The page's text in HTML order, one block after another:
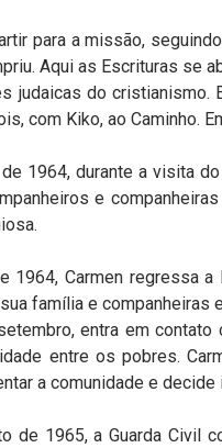
para a missão,
Aqui as Escrituras se
judaicas do cristianismo.
com Kiko, ao Caminho.
1964, durante a visita
e
1964, Carmen regressa
família e companheiras
entra em
entre os pobres.
a comunidade e decide
de 1965, a Guarda Civil